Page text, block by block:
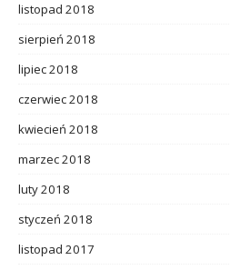
listopad 2018
sierpień 2018
lipiec 2018
czerwiec 2018
kwiecień 2018
marzec 2018
luty 2018
styczeń 2018
listopad 2017